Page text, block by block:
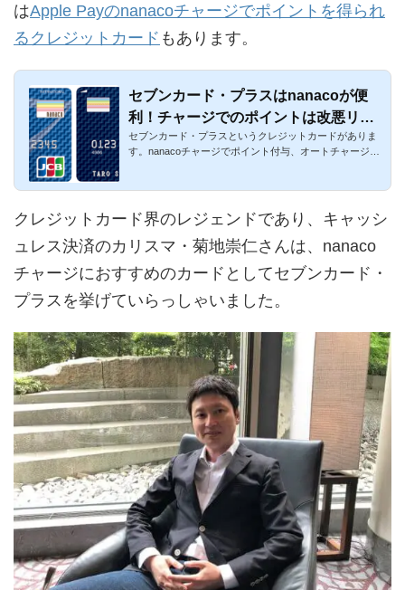
はApple Payのnanacoチャージでポイントを得られ
るクレジットカード もあります。
セブンカード・プラスはnanacoが便
利！チャージでのポイントは改悪リス
クが低い！
セブンカード・プラスというクレジットカードがありま
す。nanacoチャージでポイント付与、オートチャージも
クレジットカード界のレジェンドであり、キャッシ
ュレス決済のカリスマ・菊地崇仁さんは、nanaco
チャージにおすすめのカードとしてセブンカード・
プラスを挙げていらっしゃいました。